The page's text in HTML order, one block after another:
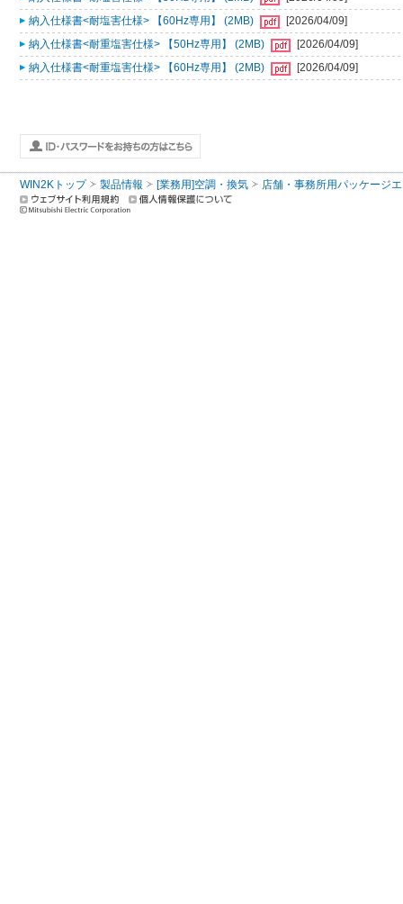
納入仕様書<耐塩害仕様> 【60Hz専用】 (2MB)
[2026/04/09]
納入仕様書<耐重塩害仕様> 【50Hz専用】 (2MB)
[2026/04/09]
納入仕様書<耐重塩害仕様> 【60Hz専用】 (2MB)
[2026/04/09]
WIN2Kトップ 製品情報 [業務用]空調・換気 店舗・事務所用パッケージ